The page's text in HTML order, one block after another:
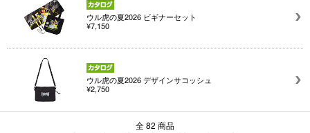
ウル虎の夏2026 ビギナーセット
¥7,150
ウル虎の夏2026 デザインサコッシュ
¥2,750
全 82 商品